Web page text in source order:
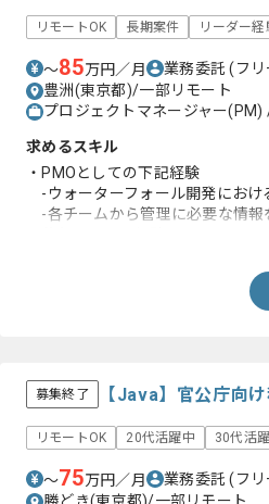
リモートOK 長期案件 リーダー
〜85万円／月 業務委託(フリ
豊洲(東京都)/一部リモート
プロジェクトマネージャー(PM)
求めるスキル
・PMOとしての下記経験
-ウォーターフォール開発におけ
-各チームから管理に必要な情報
募集終了 【Java】官公庁向
リモートOK 20代活躍中 30代活
〜75万円／月 業務委託(フリ